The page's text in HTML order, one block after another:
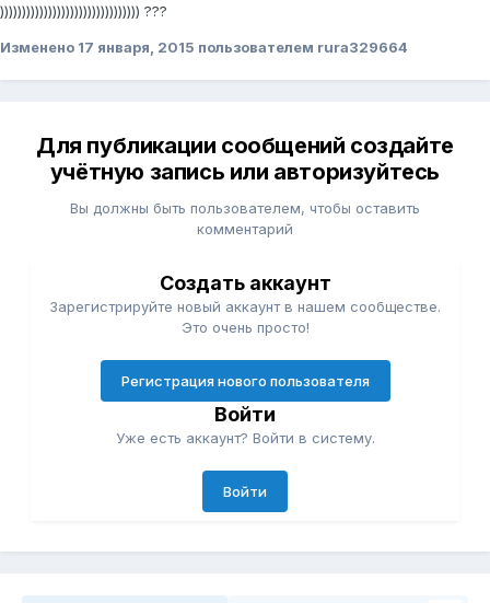
)))))))))))))))))))))))))))))))) ???
Изменено 17 января, 2015 пользователем rura329664
Для публикации сообщений создайте
учётную запись или авторизуйтесь
Вы должны быть пользователем, чтобы оставить
комментарий
Создать аккаунт
Зарегистрируйте новый аккаунт в нашем сообществе.
Это очень просто!
Регистрация нового пользователя
Войти
Уже есть аккаунт? Войти в систему.
Войти